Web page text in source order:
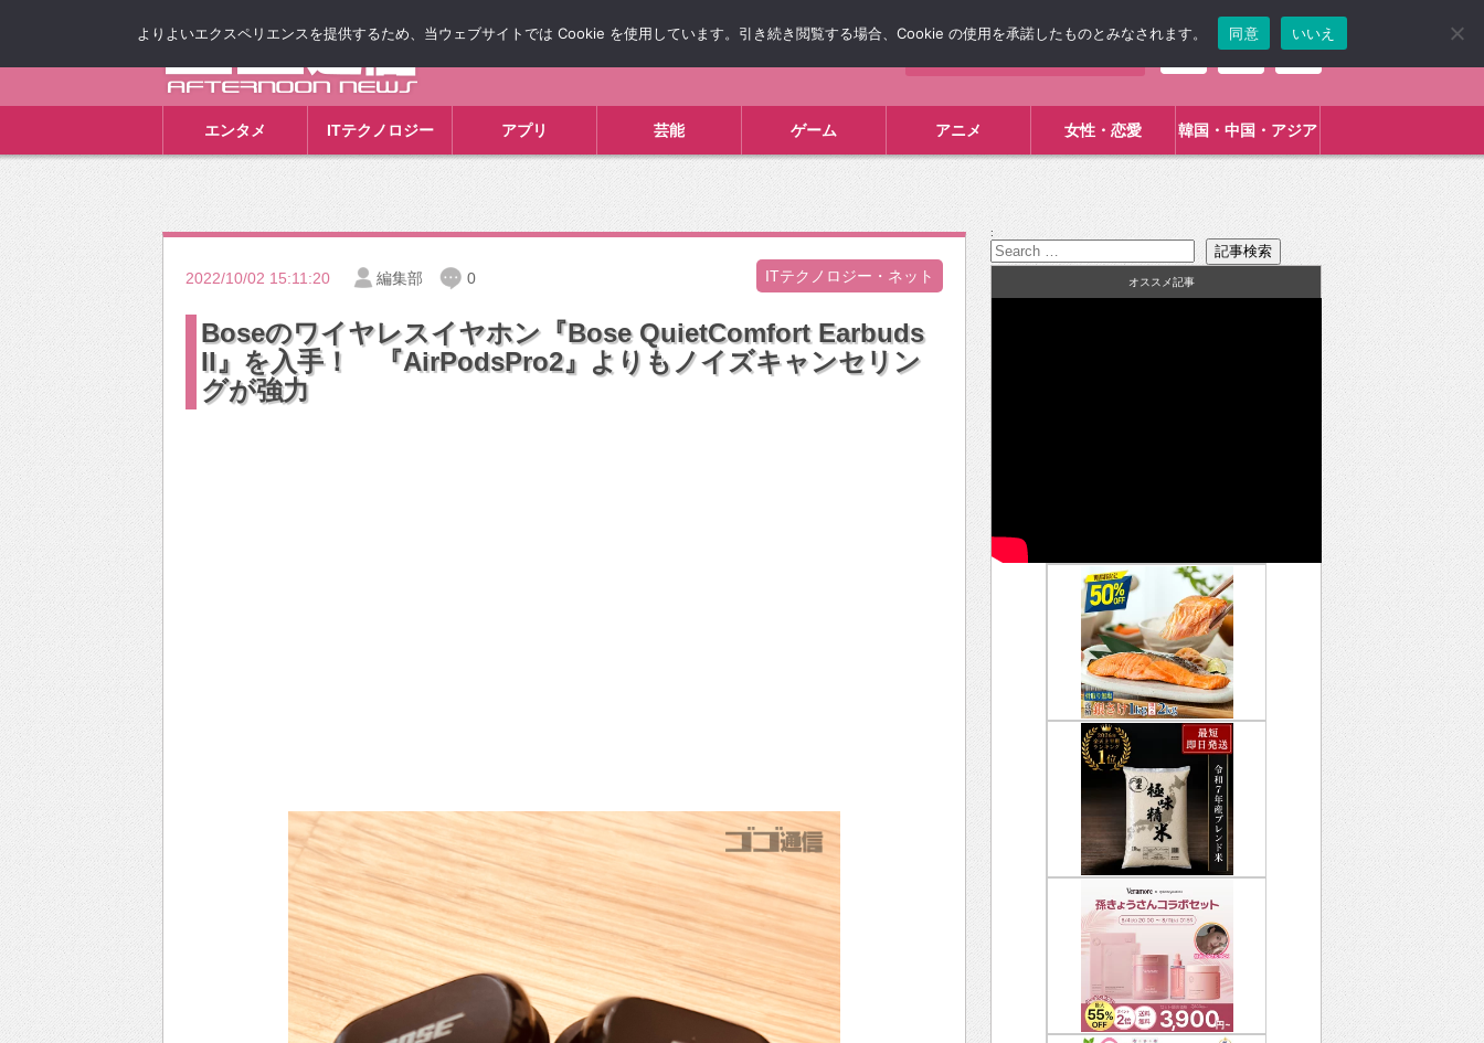
エンタメ ITテクノロジー アプリ 芸能 ゲーム アニメ 女性・恋愛 韓国・中国・アジア
2022/10/02 15:11:20 編集部 0 ITテクノロジー・ネット
Boseのワイヤレスイヤホン『Bose QuietComfort Earbuds
II』を入手！ 『AirPodsPro2』よりもノイズキャンセリン
グが強力
:
オススメ記事
よりよいエクスペリエンスを提供するため、当ウェブサイトでは Cookie を使用しています。引き続き閲覧する場合、Cookie の使用を承諾したものとみなされます。 同意 いいえ